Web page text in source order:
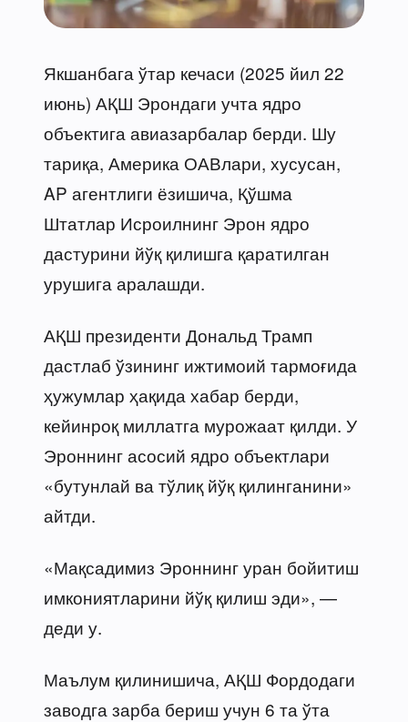
Якшанбага ўтар кечаси (2025 йил 22
июнь) АҚШ Эрондаги учта ядро
объектига авиазарбалар берди. Шу
тариқа, Америка ОАВлари, хусусан,
AP агентлиги ёзишича, Қўшма
Штатлар Исроилнинг Эрон ядро
дастурини йўқ қилишга қаратилган
урушига аралашди.
АҚШ президенти Дональд Трамп
дастлаб ўзининг ижтимоий тармоғида
ҳужумлар ҳақида хабар берди,
кейинроқ миллатга мурожаат қилди. У
Эроннинг асосий ядро объектлари
«бутунлай ва тўлиқ йўқ қилинганини»
айтди.
«Мақсадимиз Эроннинг уран бойитиш
имкониятларини йўқ қилиш эди», —
деди у.
Маълум қилинишича, АҚШ Фордодаги
заводга зарба бериш учун 6 та ўта